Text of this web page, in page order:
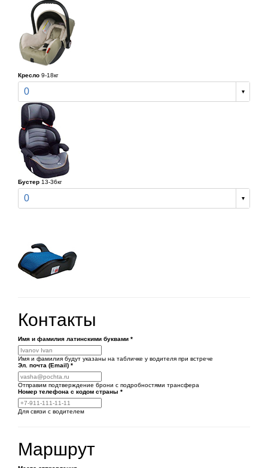
Кресло 9-18кг
0
Бустер 13-36кг
0
Контакты
Имя и фамилия латинскими буквами *
Имя и фамилия будут указаны на табличке у водителя при встрече
Эл. почта (Email) *
Отправим подтверждение брони с подробностями трансфера
Номер телефона с кодом страны *
Для связи с водителем
Маршрут